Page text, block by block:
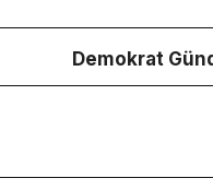
Demokrat